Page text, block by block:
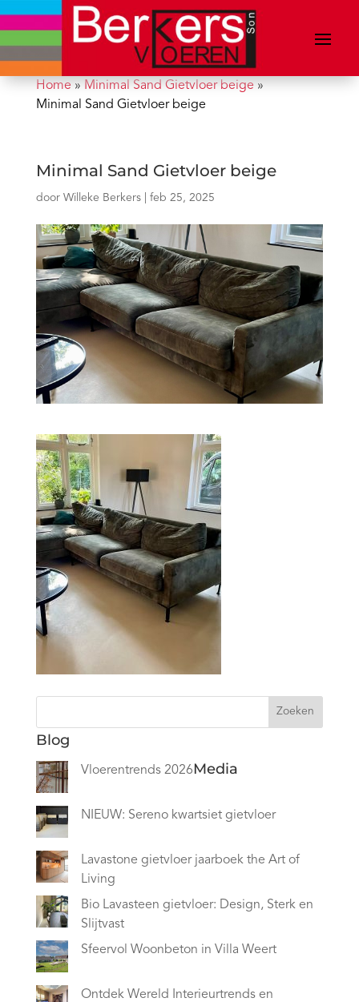
Home» Minimal Sand Gietvloer beige»
Minimal Sand Gietvloer beige
Minimal Sand Gietvloer beige
door Willeke Berkers| feb 25, 2025
Zoeken
Blog
Vloerentrends 2026
NIEUW: Sereno kwartsiet gietvloer
Lavastone gietvloer jaarboek the Art of
Living
Bio Lavasteen gietvloer: Design, Sterk en
Slijtvast
Sfeervol Woonbeton in Villa Weert
Ontdek Wereld Interieurtrends en
Media